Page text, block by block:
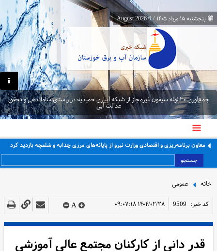
پنجشنبه ۱۵ مرداد ۱۴۰۵ /
6 August 2026
جمع‌آوری ۳۰ لوله سیفون غیرمجاز از شبکه آبیاری حمیدیه در راستای ساماندهی و تحقق
عدالت آبی
معاون برنامه‌ریزی و اقتصادی وزارت نیرو از پایانه‌های مرزی چذابه و شلمچه بازدید کرد
جستجو
خانه عمومی
کد خبر: 9509 ۱۴۰۴/۰۲/۲۸ ۰۹:۰۷:۱۸ A
قدر دانی از کارکنان مجتمع عالی آموزشی